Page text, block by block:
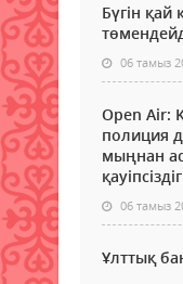
Бүгін қай
06 тамыз
Open Air:
полиция
мыңнан
06 тамыз
Ұлттық